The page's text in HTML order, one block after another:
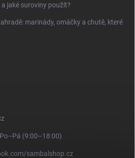
jaké suroviny použít?
marinády, omáčky a chutě, které
(9:00–18:00)
sambalshop.cz